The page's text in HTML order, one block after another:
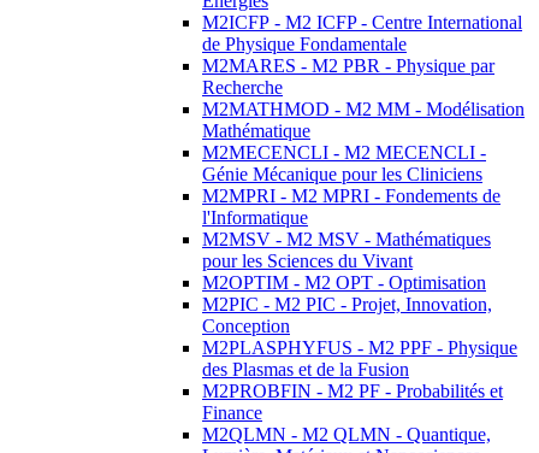
M2ICFP - M2 ICFP - Centre International
de Physique Fondamentale
M2MARES - M2 PBR - Physique par
Recherche
M2MATHMOD - M2 MM - Modélisation
Mathématique
M2MECENCLI - M2 MECENCLI -
Génie Mécanique pour les Cliniciens
M2MPRI - M2 MPRI - Fondements de
l'Informatique
M2MSV - M2 MSV - Mathématiques
pour les Sciences du Vivant
M2OPTIM - M2 OPT - Optimisation
M2PIC - M2 PIC - Projet, Innovation,
Conception
M2PLASPHYFUS - M2 PPF - Physique
des Plasmas et de la Fusion
M2PROBFIN - M2 PF - Probabilités et
Finance
M2QLMN - M2 QLMN - Quantique,